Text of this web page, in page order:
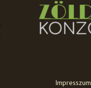
Impresszum